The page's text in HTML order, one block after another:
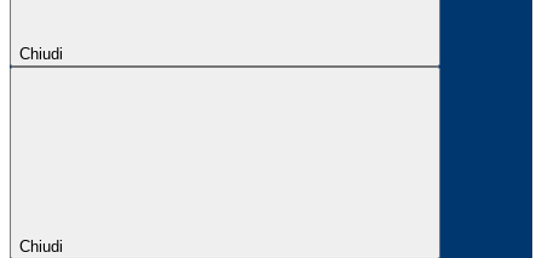
Chiudi
Chiudi